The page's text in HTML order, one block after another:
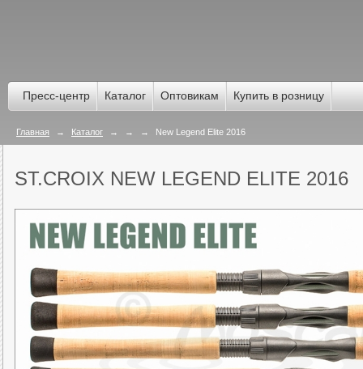
Пресс-центр Каталог Оптовикам Купить в розницу
Главная → Каталог → → → New Legend Elite 2016
ST.CROIX NEW LEGEND ELITE 2016